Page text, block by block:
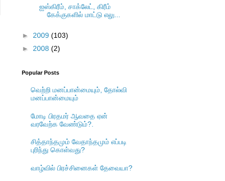
ஐஸ்கிரீம், சாக்லேட், கிரீம்
கேக்குகளில் மாட்டு எலு...
► 2009 (103)
► 2008 (2)
Popular Posts
வெற்றி மனப்பான்மையும், தோல்வி
மனப்பான்மையும்
மோடி பிரதமர் ஆவதை ஏன்
வரவேற்க வேண்டும்?.
சித்தாந்தமும் வேதாந்தமும் எப்படி
புரிந்து கொள்வது?
வாழ்வில் பிரச்சினைகள் தேவையா?